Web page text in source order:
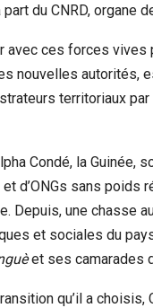
du CNRD, organe
avec ces forces
nouvelles autorités,
territoriaux
Condé, la Guinée,
d’ONGs sans poids
Depuis, une chasse
et sociales du
et ses camarades
qu’il a choisis,